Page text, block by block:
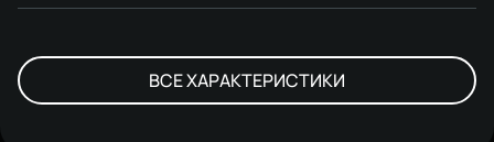
ВСЕ ХАРАКТЕРИСТИКИ